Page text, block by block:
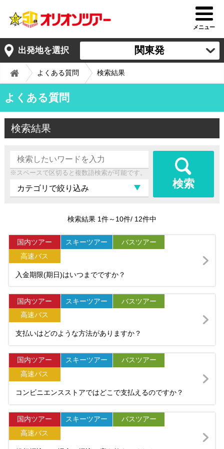
メニュー
出発地を選択 関東発
よくある質問 検索結果
よくある質問
検索結果
※スペースで区切ると複数語検索が可能です。
検索
検索結果 1件～10件/ 12件中
国内ツアー スキーツアー
バスツアー
高速バス
入金期限(期日)はいつまでですか？
国内ツアー スキーツアー
バスツアー
高速バス
支払いはどのような方法がありますか？
国内ツアー スキーツアー
バスツアー
高速バス
コンビニエンスストアではどこで支払えるのですか？
国内ツアー スキーツアー
バスツアー
高速バス